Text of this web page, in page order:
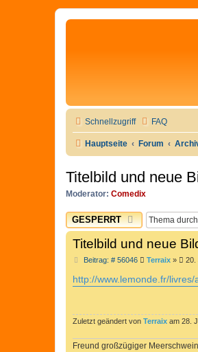
Schnellzugriff FAQ
Hauptseite Forum
Titelbild und neue
Moderator: Comedix
GESPERRT
Titelbild und neue
Beitrag: # 56046B
i
t
g
Terraix» 20.
http://www.lemonde.fr/
Zuletzt geändert von Terraix am 28.
Freund großzügiger